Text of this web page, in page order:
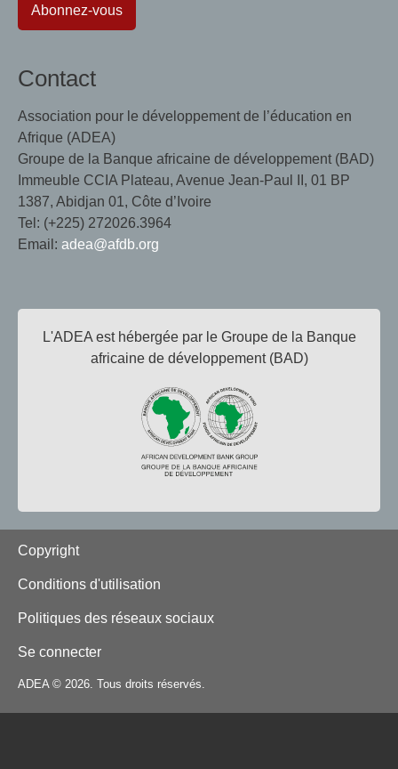
Abonnez-vous
Contact
Association pour le développement de l’éducation en
Afrique (ADEA)
Groupe de la Banque africaine de développement (BAD)
Immeuble CCIA Plateau, Avenue Jean-Paul II, 01 BP
1387, Abidjan 01, Côte d’Ivoire
Tel: (+225) 272026.3964
Email: adea@afdb.org
L'ADEA est hébergée par le Groupe de la Banque
africaine de développement (BAD)
Footer
Copyright
Conditions d'utilisation
Politiques des réseaux sociaux
Se connecter
ADEA © 2026. Tous droits réservés.